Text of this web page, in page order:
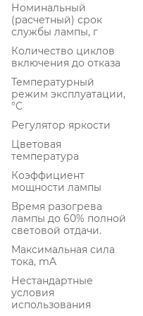
Номинальный
(расчетный) срок
службы лампы, г
Количество циклов
включения до отказа
Температурный
режим эксплуатации,
°C
Регулятор яркости
Цветовая
температура
Коэффициент
мощности лампы
Время разогрева
лампы до 60% полной
световой отдачи.
Максимальная сила
тока, mA
Нестандартные
условия
использования